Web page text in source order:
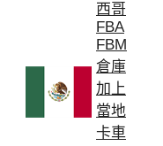
西哥
FBA
FBM
倉庫
加上
當地
卡車